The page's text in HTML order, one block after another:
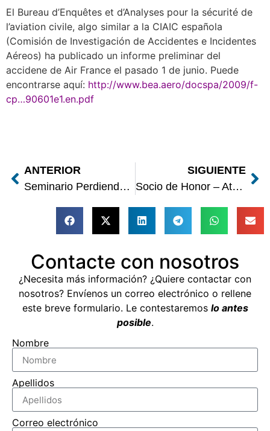
El Bureau d’Enquêtes et d’Analyses pour la sécurité de
l’aviation civile, algo similar a la CIAIC española
(Comisión de Investigación de Accidentes e Incidentes
Aéreos) ha publicado un informe preliminar del
accidene de Air France el pasado 1 de junio. Puede
encontrarse aquí: http://www.bea.aero/docspa/2009/f-
cp…90601e1.en.pdf
ANTERIOR
Seminario Perdiendo el Miedo a Volar
SIGUIENTE
Socio de Honor – Ateneo
Contacte con nosotros
¿Necesita más información? ¿Quiere contactar con
nosotros? Envíenos un correo electrónico o rellene
este breve formulario. Le contestaremos lo antes
posible.
Nombre
Apellidos
Correo electrónico